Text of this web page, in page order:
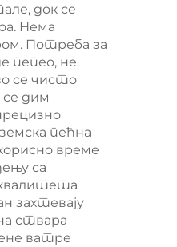
док се
Нема
Потреба за
пепео, не
се чисто
дим
пећна
време
са
захтевају
ствара
ватре